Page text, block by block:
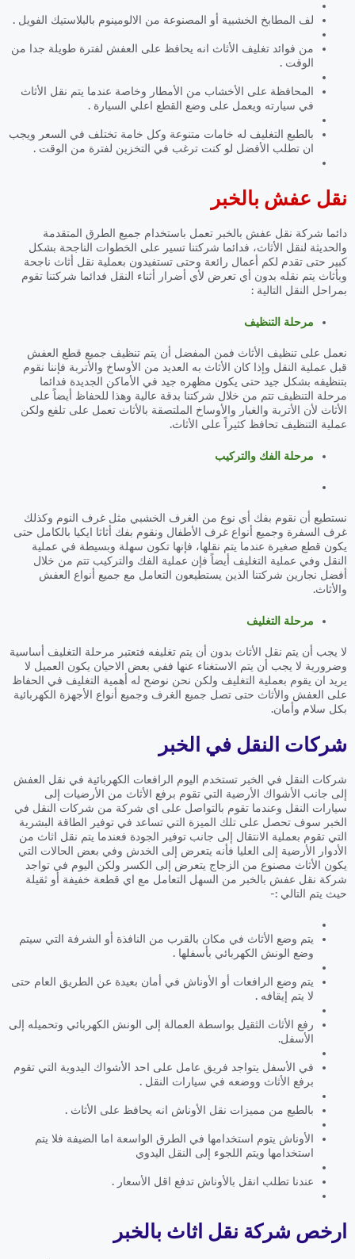
لف المطابخ الخشبية أو المصنوعة من الالومينوم بالبلاستيك الفويل .
من فوائد تغليف الأثاث انه يحافظ على العفش لفترة طويلة جدا من
الوقت .
المحافظة على الأخشاب من الأمطار وخاصة عندما يتم نقل الأثاث
في سيارته ويعمل على وضع القطع اعلي السيارة .
بالطبع التغليف له خامات متنوعة وكل خامة تختلف في السعر ويجب
ان تطلب الأفضل لو كنت ترغب في التخزين لفترة من الوقت .
نقل عفش بالخبر
دائما شركة نقل عفش بالخبر تعمل باستخدام جميع الطرق المتقدمة
والحديثة لنقل الأثاث، فدائما شركتنا تسير على الخطوات الناجحة بشكل
كبير حتى تقدم لكم أعمال رائعة وحتى تستفيدون بعملية نقل أثاث ناجحة
وبأثاث يتم نقله بدون أي تعرض لأي أضرار أثناء النقل فدائما شركتنا تقوم
بمراحل النقل التالية :
مرحلة التنظيف
نعمل على تنظيف الأثاث فمن المفضل أن يتم تنظيف جميع قطع العفش
قبل عملية النقل وإذا كان الأثاث به العديد من الأوساخ والأتربة فإننا نقوم
بتنظيفه بشكل جيد حتى يكون مظهره جيد في الأماكن الجديدة فدائما
مرحلة التنظيف تتم من خلال شركتنا بدقة عالية وهذا للحفاظ أيضاً على
الأثاث لأن الأتربة والغبار والأوساخ الملتصقة بالأثاث تعمل على تلفع ولكن
عملية التنظيف تحافظ كثيراً على الأثاث.
مرحلة الفك والتركيب
نستطيع أن نقوم بفك أي نوع من الغرف الخشبي مثل غرف النوم وكذلك
غرف السفرة وجميع أنواع غرف الأطفال ونقوم بفك أثاثا ايكيا بالكامل حتى
يكون قطع صغيرة عندما يتم نقلها، فإنها تكون سهلة وبسيطة في عملية
النقل وفي عملية التغليف أيضاً فإن عملية الفك والتركيب تتم من خلال
أفضل نجارين شركتنا الذين يستطيعون التعامل مع جميع أنواع العفش
والأثاث.
مرحلة التغليف
لا يجب أن يتم نقل الأثاث بدون أن يتم تغليفه فتعتبر مرحلة التغليف أساسية
وضرورية لا يجب أن يتم الاستغناء عنها ففي بعض الاحيان يكون العميل لا
يريد ان يقوم بعملية التغليف ولكن نحن نوضح له أهمية التغليف في الحفاظ
على العفش والأثاث حتى تصل جميع الغرف وجميع أنواع الأجهزة الكهربائية
بكل سلام وأمان.
شركات النقل في الخبر
شركات النقل في الخبر تستخدم اليوم الرافعات الكهربائية في نقل العفش
إلى جانب الأشواك الأرضية التي تقوم برفع الأثاث من الأرضيات إلى
سيارات النقل وعندما تقوم بالتواصل على اي شركة من شركات النقل في
الخبر سوف تحصل على تلك الميزة التي تساعد في توفير الطاقة البشرية
التي تقوم بعملية الانتقال إلى جانب توفير الجودة فعندما يتم نقل اثاث من
الأدوار الأرضية إلى العليا فأنه يتعرض إلى الخدش وفي بعض الحالات التي
يكون الأثاث مصنوع من الزجاج يتعرض إلى الكسر ولكن اليوم في تواجد
شركة نقل عفش بالخبر من السهل التعامل مع اي قطعة خفيفة أو ثقيلة
حيث يتم التالي :-
يتم وضع الأثاث في مكان بالقرب من النافذة أو الشرفة التي سيتم
وضع الونش الكهربائي بأسفلها .
يتم وضع الرافعات أو الأوناش في أمان بعيدة عن الطريق العام حتى
لا يتم إيقافه .
رفع الأثاث الثقيل بواسطة العمالة إلى الونش الكهربائي وتحميله إلى
الأسفل.
في الأسفل يتواجد فريق عامل على احد الأشواك اليدوية التي تقوم
برفع الأثاث ووضعه في سيارات النقل .
بالطبع من مميزات نقل الأوناش انه يحافظ على الأثاث .
الأوناش يتوم استخدامها في الطرق الواسعة اما الضيفة فلا يتم
استخدامها ويتم اللجوء إلى النقل اليدوي
عندنا تطلب انقل بالأوناش تدفع اقل الأسعار .
ارخص شركة نقل اثاث بالخبر